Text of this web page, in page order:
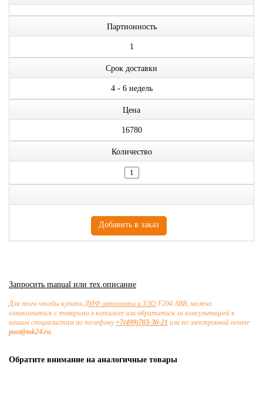
Партионность
1
Срок доставки
4 - 6 недель
Цена
16780
Количество
Запросить manual или тех.описание
Для того чтобы купитьДИФ автоматы и УЗО F204 ABB, можно
ознакомиться с товарами в каталоге или обратиться за консультацией к
нашим специалистам по телефону+7(499)703-36-21 или по электронной почте
post@tok24.ru.
Обратите внимание на аналогичные товары